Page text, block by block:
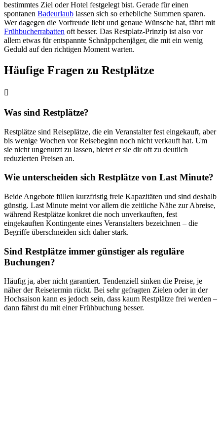
bestimmtes Ziel oder Hotel festgelegt bist. Gerade für einen
spontanen Badeurlaub lassen sich so erhebliche Summen sparen.
Wer dagegen die Vorfreude liebt und genaue Wünsche hat, fährt mit
Frühbucherrabatten oft besser. Das Restplatz-Prinzip ist also vor
allem etwas für entspannte Schnäppchenjäger, die mit ein wenig
Geduld auf den richtigen Moment warten.
Häufige Fragen zu Restplätze
Was sind Restplätze?
Restplätze sind Reiseplätze, die ein Veranstalter fest eingekauft, aber
bis wenige Wochen vor Reisebeginn noch nicht verkauft hat. Um
sie nicht ungenutzt zu lassen, bietet er sie dir oft zu deutlich
reduzierten Preisen an.
Wie unterscheiden sich Restplätze von Last Minute?
Beide Angebote füllen kurzfristig freie Kapazitäten und sind deshalb
günstig. Last Minute meint vor allem die zeitliche Nähe zur Abreise,
während Restplätze konkret die noch unverkauften, fest
eingekauften Kontingente eines Veranstalters bezeichnen – die
Begriffe überschneiden sich daher stark.
Sind Restplätze immer günstiger als reguläre
Buchungen?
Häufig ja, aber nicht garantiert. Tendenziell sinken die Preise, je
näher der Reisetermin rückt. Bei sehr gefragten Zielen oder in der
Hochsaison kann es jedoch sein, dass kaum Restplätze frei werden –
dann fährst du mit einer Frühbuchung besser.